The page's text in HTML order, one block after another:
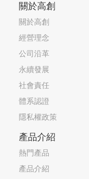
關於高創
關於高創
經營理念
公司沿革
永續發展
社會責任
體系認證
隱私權政策
產品介紹
熱門產品
產品介紹